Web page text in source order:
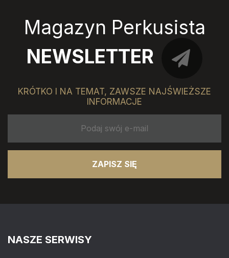
Magazyn Perkusista
NEWSLETTER
KRÓTKO I NA TEMAT, ZAWSZE NAJŚWIEŻSZE
INFORMACJE
ZAPISZ SIĘ
NASZE SERWISY